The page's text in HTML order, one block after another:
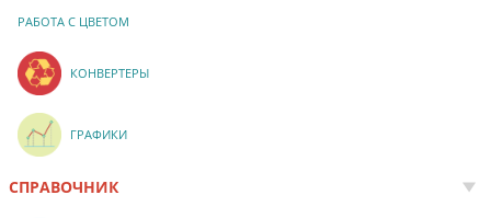
РАБОТА С ЦВЕТОМ
КОНВЕРТЕРЫ
ГРАФИКИ
СПРАВОЧНИК